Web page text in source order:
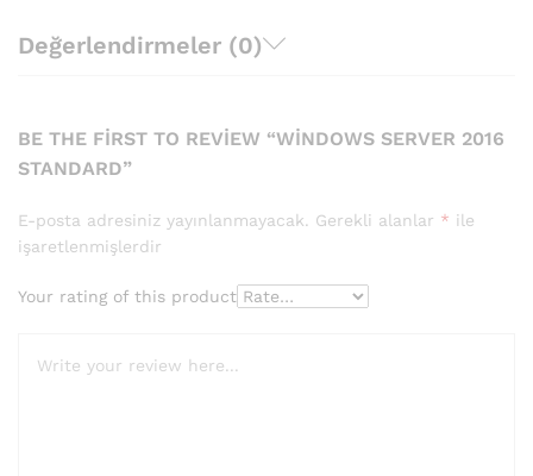
Değerlendirmeler (0)
BE THE FIRST TO REVIEW “WINDOWS SERVER 2016
STANDARD”
E-posta adresiniz yayınlanmayacak. Gerekli alanlar * ile
işaretlenmişlerdir
Your rating of this product